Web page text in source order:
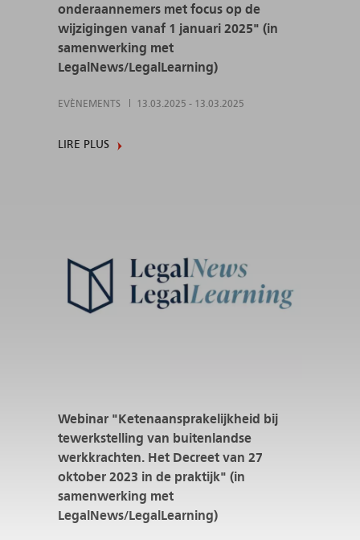
onderaannemers met focus op de
wijzigingen vanaf 1 januari 2025" (in
samenwerking met
LegalNews/LegalLearning)
EVÈNEMENTS 13.03.2025 - 13.03.2025
LIRE PLUS
Webinar "Ketenaansprakelijkheid bij
tewerkstelling van buitenlandse
werkkrachten. Het Decreet van 27
oktober 2023 in de praktijk" (in
samenwerking met
LegalNews/LegalLearning)